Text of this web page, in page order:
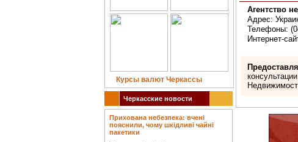
Курсы валют Черкассы
Черкасские новости
Прихована небезпека: вчені
пояснили, чому шкідливі чайні
пакетики
Агентство
Адрес:
Телефоны:
Интернет-